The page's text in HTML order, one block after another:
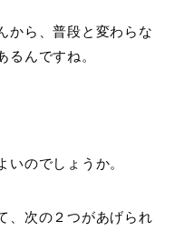
から、普段と変わらな
るんですね。
いのでしょうか。
、次の２つがあげられ